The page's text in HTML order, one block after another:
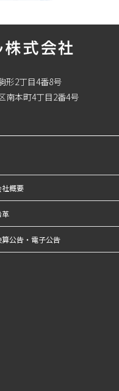
形2丁目4番8号
南本町4丁目2番4号
社概要
革
算公告・電子公告